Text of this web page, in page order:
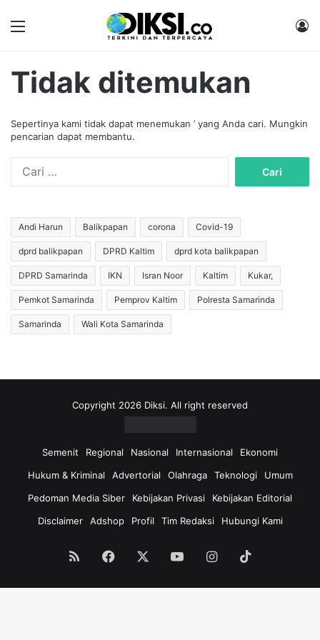
Tidak ditemukan
Sepertinya kami tidak dapat menemukan ’ yang Anda cari. Mungkin
pencarian dapat membantu.
u
n
t
u
k
:
Andi Harun Balikpapan corona Covid-19
dprd balikpapan DPRD Kaltim dprd kota balikpapan
DPRD Samarinda IKN Isran Noor Kaltim Kukar,
Pemkot Samarinda Pemprov Kaltim Polresta Samarinda
Samarinda Wali Kota Samarinda
Copyright 2026 Diksi. All right reserved
Semenit Regional Nasional Internasional
Ekonomi
Hukum & Kriminal
Advertorial Olahraga Teknologi
Umum
Pedoman Media Siber
Kebijakan Privasi
Kebijakan Editorial
Disclaimer
Adshop Profil Tim Redaksi Hubungi Kami
RSS Facebook YouTubeInstagram